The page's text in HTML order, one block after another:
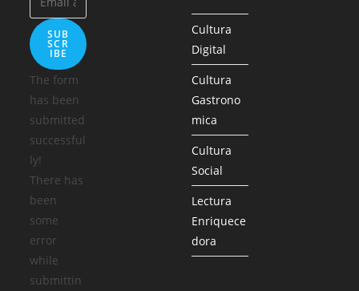
SUB
SCR
IBE
The form
has been
submitted
successful
ly!
There has
been
some
error
while
submittin
Cultura
Digital
Cultura
Gastrono
mica
Cultura
Social
Lectura
Enriquece
dora